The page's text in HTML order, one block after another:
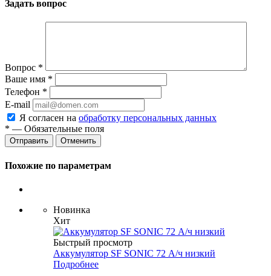
Задать вопрос
Вопрос *
Ваше имя *
Телефон *
E-mail
Я согласен на обработку персональных данных
* — Обязательные поля
Отменить
Похожие по параметрам
Новинка
Хит
Быстрый просмотр
Аккумулятор SF SONIC 72 А/ч низкий
Подробнее